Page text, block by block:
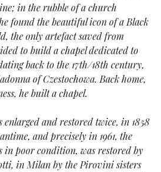
in the rubble of a church
found the beautiful icon of a Black
the only artefact saved from
to build a chapel dedicated to
back to the 17th/18th century,
of Czestochowa. Back home,
he built a chapel.
enlarged and restored twice, in 1858
and precisely in 1961, the
in poor condition, was restored by
in Milan by the Pirovini sisters